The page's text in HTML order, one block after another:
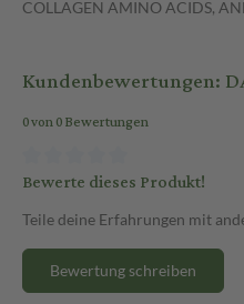
COLLAGEN AMINO ACIDS,
Kundenbewertungen:
0 von 0 Bewertungen
Bewerte dieses Produkt!
Teile deine Erfahrungen mit
Bewertung schreiben